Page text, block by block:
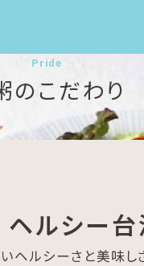
Pride
のこだわり
ルシー台
ヘルシーさと美味し